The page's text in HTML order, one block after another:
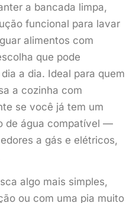
a bancada limpa,
funcional para lavar
alimentos com
que pode
a dia. Ideal para quem
a cozinha com
se você já tem um
de água compatível —
a gás e elétricos,
algo mais simples,
ou com uma pia muito